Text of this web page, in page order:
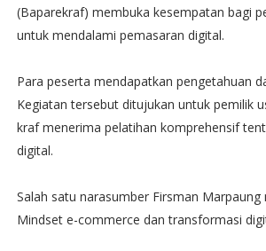
(Baparekraf) membuka kesempatan bagi
untuk mendalami pemasaran digital.
Para peserta mendapatkan pengetahuan
Kegiatan tersebut ditujukan untuk pemilik
kraf menerima pelatihan komprehensif
digital.
Salah satu narasumber Firsman
Mindset e-commerce dan transformasi